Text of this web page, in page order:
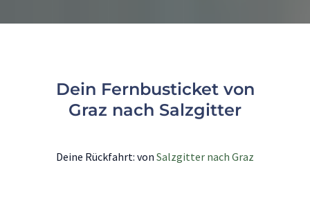
Dein Fernbusticket von
Graz nach Salzgitter
Deine Rückfahrt: von Salzgitter nach Graz